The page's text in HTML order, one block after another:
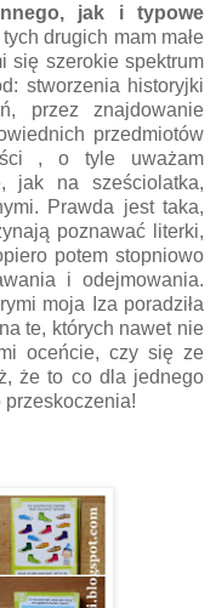
jak i typowe
drugich mam małe
się szerokie spektrum
stworzenia historyjki
przez znajdowanie
przedmiotów
, o tyle uważam
jak na sześciolatka,
Prawda jest taka,
poznawać literki,
potem stopniowo
i odejmowania.
moja Iza poradziła
te, których nawet nie
oceńcie, czy się ze
że to co dla jednego